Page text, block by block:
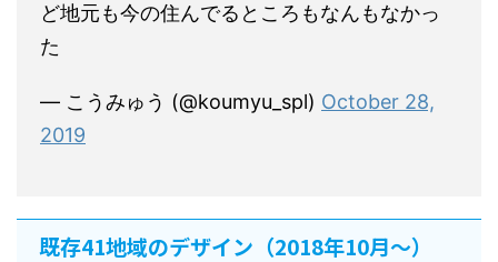
ど地元も今の住んでるところもなんもなかっ
た
— こうみゅう (@koumyu_spl) October 28,
2019
既存41地域のデザイン（2018年10月〜）